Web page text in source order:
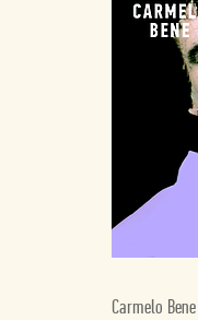
Carmelo